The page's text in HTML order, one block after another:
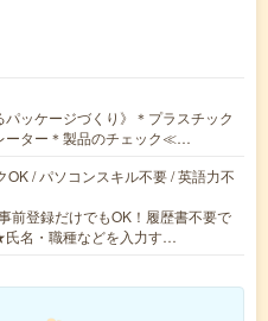
パッケージづくり》＊プラスチック
ーター＊製品のチェック≪…
OK / パソコンスキル不要 / 英語力不
前登録だけでもOK！履歴書不要で
名・職種などを入力す…